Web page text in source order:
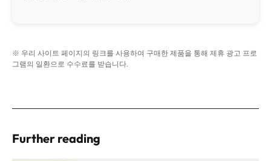
※ 우리 사이트 페이지의 링크를 사용하여 구매한 제품을 통해 제휴 광고 프로
그램의 일환으로 수수료를 받습니다.
Further reading